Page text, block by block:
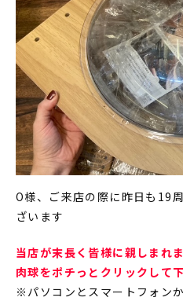
O様、ご来店の際に昨日も19
ざいます
当店が末長く皆様に親しまれ
肉球をポチっとクリックして
※パソコンとスマートフォン